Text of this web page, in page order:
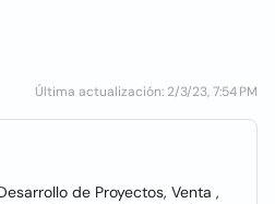
Última actualización: 2/3/23, 7:54 PM
de Proyectos, Venta ,